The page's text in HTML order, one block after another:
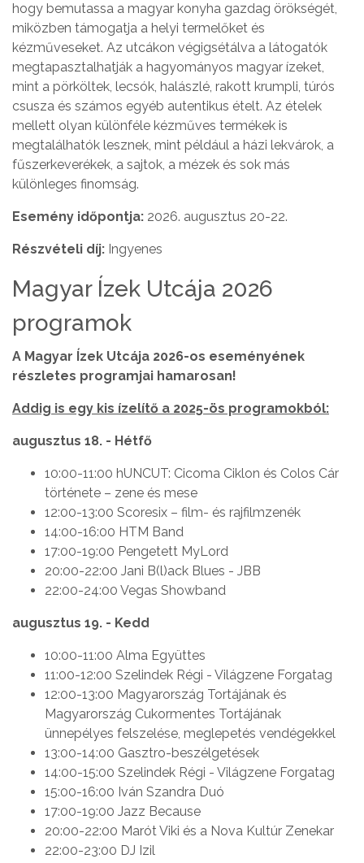
hogy bemutassa a magyar konyha gazdag örökségét,
miközben támogatja a helyi termelőket és
kézműveseket. Az utcákon végigsétálva a látogatók
megtapasztalhatják a hagyományos magyar ízeket,
mint a pörköltek, lecsók, halászlé, rakott krumpli, túrós
csusza és számos egyéb autentikus ételt. Az ételek
mellett olyan különféle kézműves termékek is
megtalálhatók lesznek, mint például a házi lekvárok, a
fűszerkeverékek, a sajtok, a mézek és sok más
különleges finomság.
Esemény időpontja: 2026. augusztus 20-22.
Részvételi díj: Ingyenes
Magyar Ízek Utcája 2026
programok
A Magyar Ízek Utcája 2026-os eseményének
részletes programjai hamarosan!
Addig is egy kis ízelítő a 2025-ös programokból:
augusztus 18. - Hétfő
10:00-11:00 hUNCUT: Cicoma Ciklon és Colos Cár
története – zene és mese
12:00-13:00 Scoresix – film- és rajfilmzenék
14:00-16:00 HTM Band
17:00-19:00 Pengetett MyLord
20:00-22:00 Jani B(l)ack Blues - JBB
22:00-24:00 Vegas Showband
augusztus 19. - Kedd
10:00-11:00 Alma Együttes
11:00-12:00 Szelindek Régi - Világzene Forgatag
12:00-13:00 Magyarország Tortájának és
Magyarország Cukormentes Tortájának
ünnepélyes felszelése, meglepetés vendégekkel
13:00-14:00 Gasztro-beszélgetések
14:00-15:00 Szelindek Régi - Világzene Forgatag
15:00-16:00 Iván Szandra Duó
17:00-19:00 Jazz Because
20:00-22:00 Marót Viki és a Nova Kultúr Zenekar
22:00-23:00 DJ Izil